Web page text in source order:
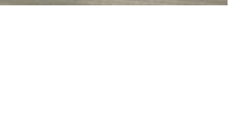
AB